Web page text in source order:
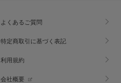
よくあるご質問
特定商取引に基づく表記
利用規約
会社概要